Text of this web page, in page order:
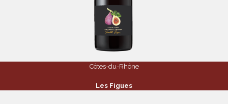
Côtes-du-Rhône
Les Figues